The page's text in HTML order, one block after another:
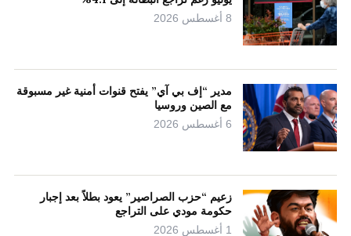
8 أغسطس 2026
مدير “إف بي آي” يفتح قنوات أمنية غير مسبوقة
مع الصين وروسيا
6 أغسطس 2026
زعيم “حزب الصراصير” يعود بطلاً بعد إجبار
حكومة مودي على التراجع
1 أغسطس 2026